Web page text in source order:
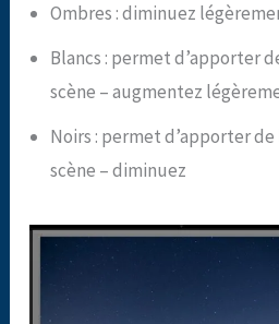
Ombres : diminuez
Blancs : permet d’apporter
scène – augmentez
Noirs : permet d’apporter
scène – diminuez